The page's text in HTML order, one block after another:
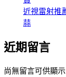
近視雷射推
蒜
近期留言
尚無留言可供顯示